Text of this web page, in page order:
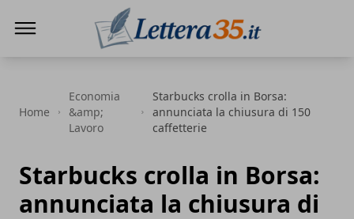
Home
Economia
&amp;
Lavoro
Starbucks crolla in Borsa:
annunciata la chiusura di 150
caffetterie
Starbucks crolla in Borsa:
annunciata la chiusura di